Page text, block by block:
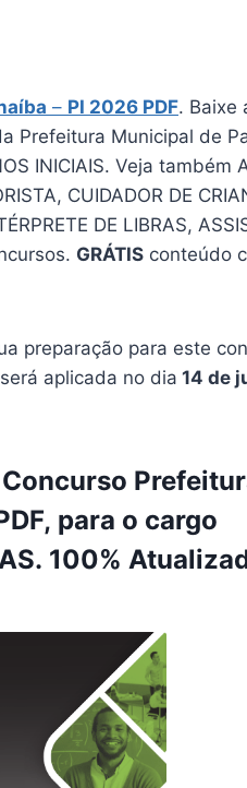
– PI 2026 PDF. Baixe
Prefeitura Municipal de
INICIAIS. Veja também
CUIDADOR DE
DE LIBRAS,
GRÁTIS conteúdo
preparação para este
aplicada no dia 14 de
para o cargo
100%